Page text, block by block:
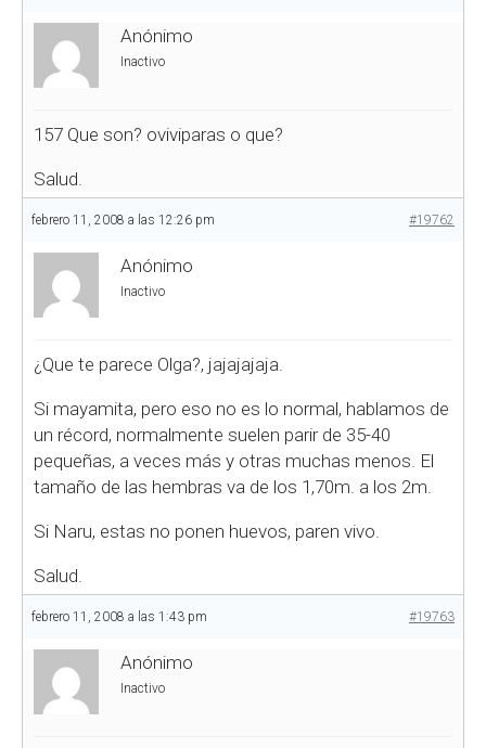
Anónimo
Inactivo
157 Que son? oviviparas o que?
Salud.
febrero 11, 2008 a las 12:26 pm #19762
Anónimo
Inactivo
¿Que te parece Olga?, jajajajaja.
Si mayamita, pero eso no es lo normal, hablamos de
un récord, normalmente suelen parir de 35-40
pequeñas, a veces más y otras muchas menos. El
tamaño de las hembras va de los 1,70m. a los 2m.
Si Naru, estas no ponen huevos, paren vivo.
Salud.
febrero 11, 2008 a las 1:43 pm #19763
Anónimo
Inactivo